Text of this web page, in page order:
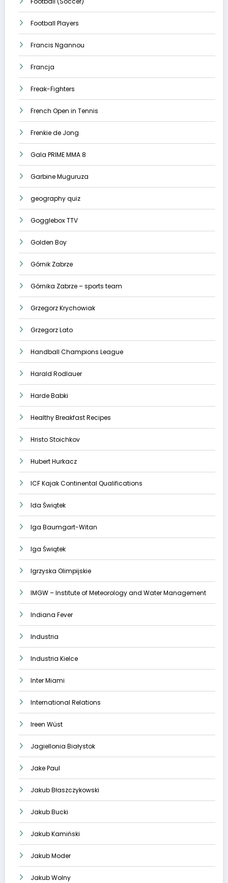
Football Players
Francis Ngannou
Francja
Freak-Fighters
French Open in Tennis
Frenkie de Jong
Gala PRIME MMA 8
Garbine Muguruza
geography quiz
Gogglebox TTV
Golden Boy
Górnik Zabrze
Górnika Zabrze – sports team
Grzegorz Krychowiak
Grzegorz Lato
Handball Champions League
Harald Rodlauer
Harde Babki
Healthy Breakfast Recipes
Hristo Stoichkov
Hubert Hurkacz
ICF Kajak Continental Qualifications
Ida Świątek
Iga Baumgart-Witan
Iga Świątek
Igrzyska Olimpijskie
IMGW – Institute of Meteorology and Water Management
Indiana Fever
Industria
Industria Kielce
Inter Miami
International Relations
Ireen Wüst
Jagiellonia Białystok
Jake Paul
Jakub Błaszczykowski
Jakub Bucki
Jakub Kamiński
Jakub Moder
Jakub Wolny